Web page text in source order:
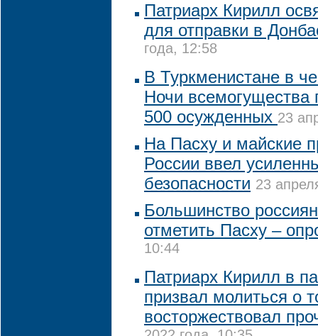
Патриарх Кирилл
для отправки в
года, 12:58
В Туркменистане в
Ночи
500 осужденных 23
На Пасху и майские
России ввел
безопасности 23
Большинство
отметить Пасху –
10:44
Патриарх Кирилл в
призвал молиться о
восторжествовал